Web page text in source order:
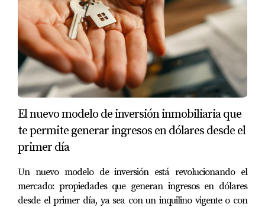
El nuevo modelo de inversión inmobiliaria que
te permite generar ingresos en dólares desde el
primer día
Un nuevo modelo de inversión está revolucionando el
mercado: propiedades que generan ingresos en dólares
desde el primer día, ya sea con un inquilino vigente o con